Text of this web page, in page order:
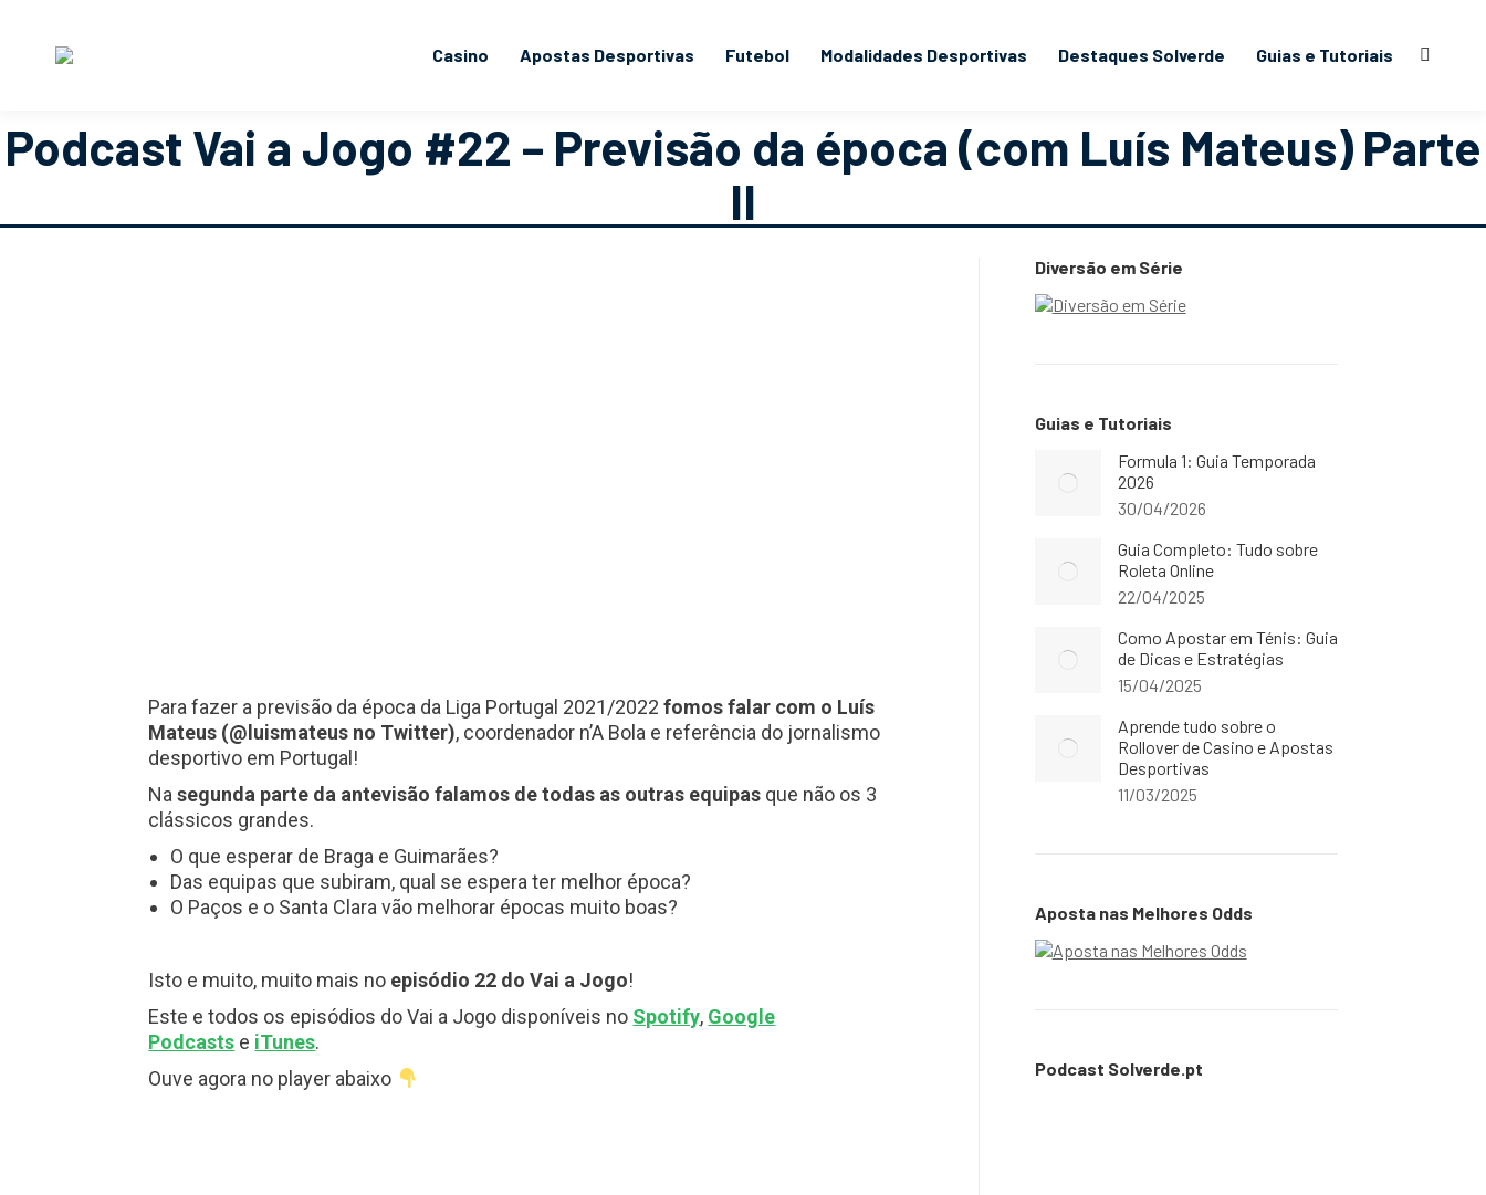
Casino Apostas Desportivas Futebol Modalidades Desportivas Destaques Solverde Guias e Tutoriais Search:
Podcast Vai a Jogo #22 – Previsão da época (com Luís Mateus) Parte
II
Para fazer a previsão da época da Liga Portugal 2021/2022fomos falar com o Luís
Mateus (@luismateus no Twitter), coordenador n’A Bola e referência do jornalismo
desportivo em Portugal!
Nasegunda parte da antevisão falamos de todas as outras equipas que não os 3
clássicos grandes.
O que esperar de Braga e Guimarães?
Das equipas que subiram, qual se espera ter melhor época?
O Paços e o Santa Clara vão melhorar épocas muito boas?
Isto e muito, muito mais no episódio 22 do Vai a Jogo!
Este e todos os episódios do Vai a Jogo disponíveis no Spotify, Google
Podcasts e iTunes.
Ouve agora no player abaixo
Diversão em Série
Guias e Tutoriais
Formula 1: Guia Temporada
2026
30/04/2026
Guia Completo: Tudo sobre
Roleta Online
22/04/2025
Como Apostar em Ténis: Guia
de Dicas e Estratégias
15/04/2025
Aprende tudo sobre o
Rollover de Casino e Apostas
Desportivas
11/03/2025
Aposta nas Melhores Odds
Podcast Solverde.pt